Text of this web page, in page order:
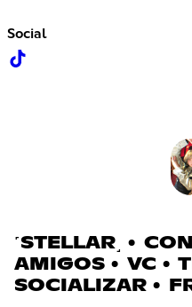
Social
˹STELLAR˼ •
AMIGOS • VC •
SOCIALIZAR •